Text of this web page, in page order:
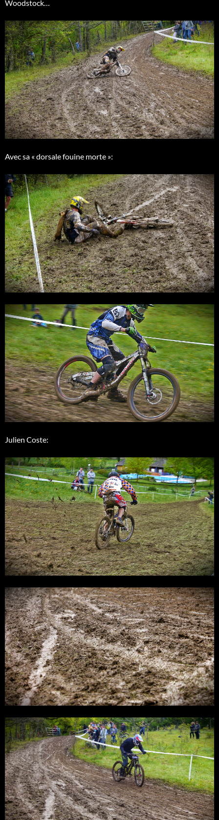
Woodstock…
Avec sa « dorsale fouine morte »:
Julien Coste: